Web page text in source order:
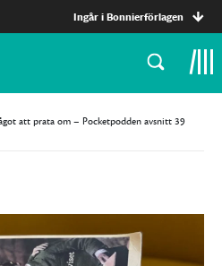
Ingår i Bonnierförlagen
att prata om – Pocketpodden avsnitt 39